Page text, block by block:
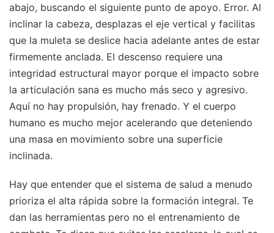
abajo, buscando el siguiente punto de apoyo. Error. Al
inclinar la cabeza, desplazas el eje vertical y facilitas
que la muleta se deslice hacia adelante antes de estar
firmemente anclada. El descenso requiere una
integridad estructural mayor porque el impacto sobre
la articulación sana es mucho más seco y agresivo.
Aquí no hay propulsión, hay frenado. Y el cuerpo
humano es mucho mejor acelerando que deteniendo
una masa en movimiento sobre una superficie
inclinada.
Hay que entender que el sistema de salud a menudo
prioriza el alta rápida sobre la formación integral. Te
dan las herramientas pero no el entrenamiento de